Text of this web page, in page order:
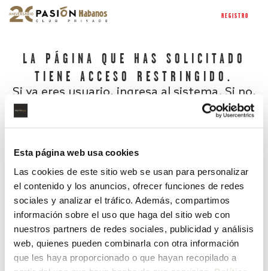
Esta página web usa cookies
Las cookies de este sitio web se usan para personalizar
el contenido y los anuncios, ofrecer funciones de redes
sociales y analizar el tráfico. Además, compartimos
información sobre el uso que haga del sitio web con
nuestros partners de redes sociales, publicidad y análisis
web, quienes pueden combinarla con otra información
que les haya proporcionado o que hayan recopilado a
REGISTRO
LA PÁGINA QUE HAS SOLICITADO
TIENE ACCESO RESTRINGIDO.
Si ya eres usuario, ingresa al sistema. Si no,
¿Has olvidado tu contraseña?